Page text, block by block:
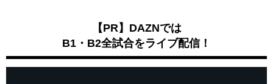
【PR】DAZNでは
B1・B2全試合をライブ配信！